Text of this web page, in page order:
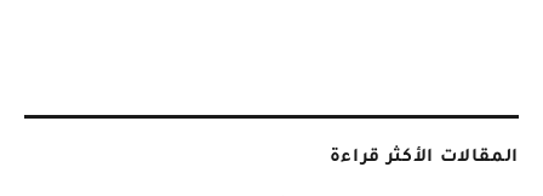
المقالات الأكثر قراءة